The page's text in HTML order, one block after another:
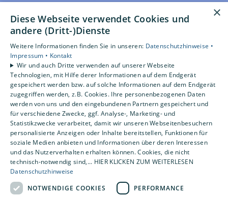
Unsere Bereiche
Privatkunden
Gewerbekunden
Karriere
Unternehmen
Kontakt
Um externe HTML-Inhalte anzuzeigen, benötigen
wir Ihre Einwilligung.
Weitere Informationen finden Sie in unserer
Datenschutzerklärung.
Cookie-Einstellungen öffnen
×
Diese Webseite verwendet Cookies und
andere (Dritt-)Dienste
Weitere Informationen finden Sie in unseren: Datenschutzhinweise •
Impressum • Kontakt
Wir und auch Dritte verwenden auf unserer Webseite
Technologien, mit Hilfe derer Informationen auf dem Endgerät
gespeichert werden bzw. auf solche Informationen auf dem Endgerät
zugegriffen werden, z.B. Cookies. Ihre personenbezogenen Daten
werden von uns und den eingebundenen Partnern gespeichert und
für verschiedene Zwecke, ggf. Analyse-, Marketing- und
Statistikzwecke verarbeitet, damit wir unseren Webseitenbesuchern
personalisierte Anzeigen oder Inhalte bereitstellen, Funktionen für
soziale Medien anbieten und Informationen über deren Interessen
und das Nutzerverhalten erhalten können. Cookies, die nicht
technisch-notwendig sind,... HIER KLICKEN ZUM WEITERLESEN
Datenschutzhinweise
NOTWENDIGE COOKIES
PERFORMANCE